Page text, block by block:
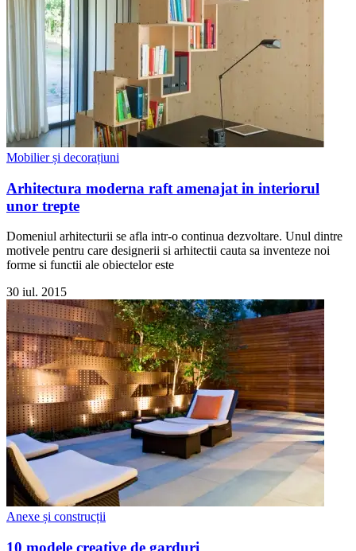
Mobilier și decorațiuni
Arhitectura moderna raft amenajat in interiorul
unor trepte
Domeniul arhitecturii se afla intr-o continua dezvoltare. Unul dintre
motivele pentru care designerii si arhitectii cauta sa inventeze noi
forme si functii ale obiectelor este
30 iul. 2015
Anexe și construcții
10 modele creative de garduri